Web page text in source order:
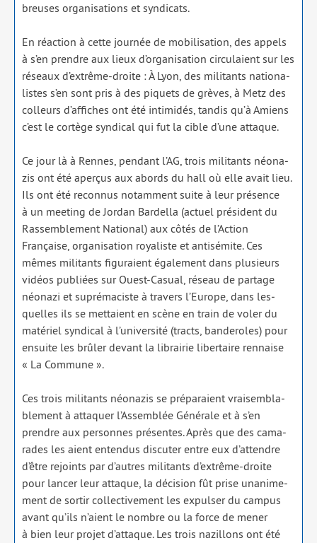
breuses orga­ni­sa­tions et syn­di­cats.
En réac­tion à cette jour­née de mobi­li­sa­tion, des appels
à s’en prendre aux lieux d’or­ga­ni­sa­tion cir­cu­laient sur les
réseaux d’ex­trême-droite : À Lyon, des mili­tants natio­na­
listes s’en sont pris à des piquets de grèves, à Metz des
col­leurs d’af­fiches ont été inti­mi­dés, tan­dis qu’à Amiens
c’est le cor­tège syn­di­cal qui fut la cible d’une attaque.
Ce jour là à Rennes, pen­dant l’AG, trois mili­tants néo­na­
zis ont été aper­çus aux abords du hall où elle avait lieu.
Ils ont été recon­nus notam­ment suite à leur pré­sence
à un mee­ting de Jordan Bardella (actuel pré­sident du
Rassemblement National) aux côtés de l’Action
Française, orga­ni­sa­tion roya­liste et anti­sé­mite. Ces
mêmes mili­tants figu­raient éga­le­ment dans plu­sieurs
vidéos publiées sur Ouest-Casual, réseau de par­tage
néo­na­zi et supré­ma­ciste à tra­vers l’Europe, dans les­
quelles ils se met­taient en scène en train de voler du
maté­riel syn­di­cal à l’u­ni­ver­si­té (tracts, ban­de­roles) pour
ensuite les brû­ler devant la librai­rie liber­taire ren­naise
« La Commune ».
Ces trois mili­tants néo­na­zis se pré­pa­raient vrai­sem­bla­
ble­ment à atta­quer l’Assemblée Générale et à s’en
prendre aux per­sonnes pré­sentes. Après que des cama­
rades les aient enten­dus dis­cu­ter entre eux d’at­tendre
d’être rejoints par d’autres mili­tants d’ex­trême-droite
pour lan­cer leur attaque, la déci­sion fût prise una­ni­me­
ment de sor­tir col­lec­ti­ve­ment les expul­ser du cam­pus
avant qu’ils n’aient le nombre ou la force de mener
à bien leur pro­jet d’at­taque. Les trois nazillons ont été